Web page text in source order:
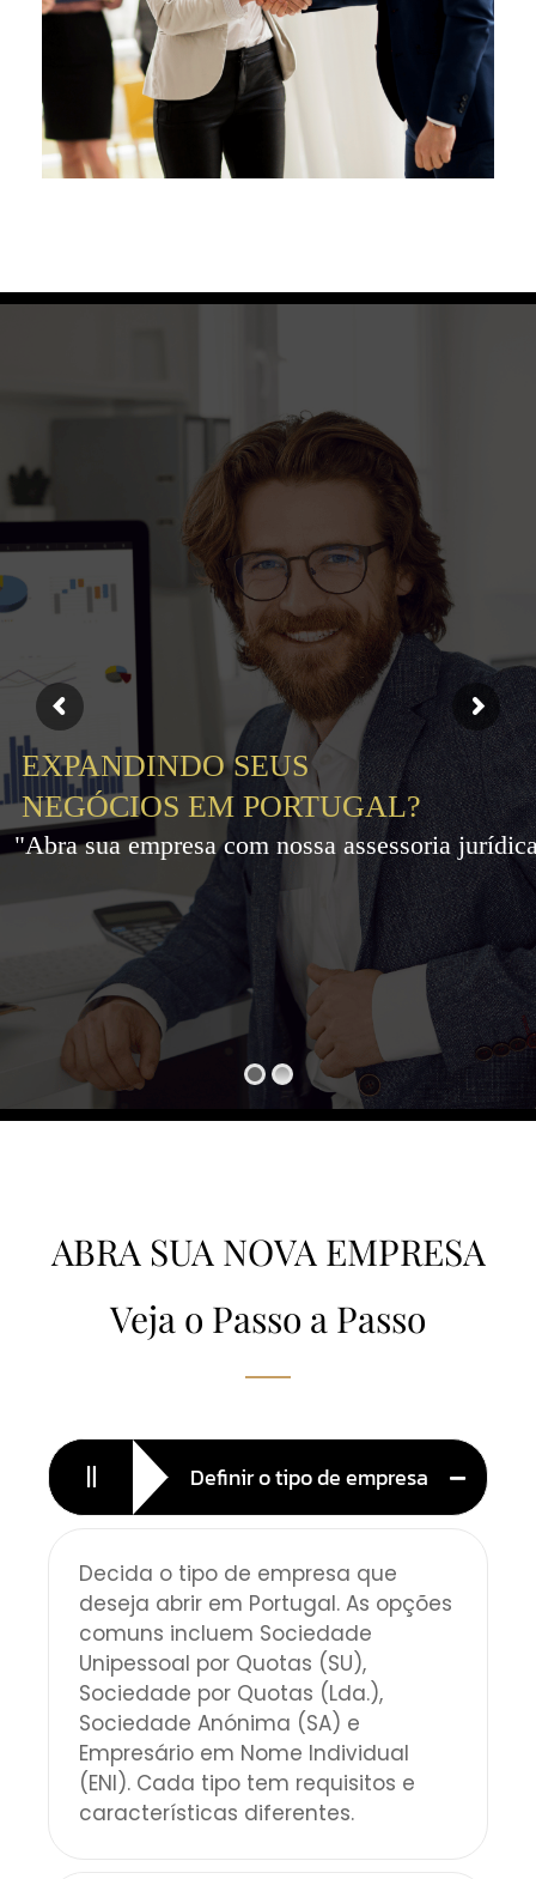
EXPANDINDO SEUS
NEGÓCIOS EM PORTUGAL?
"Abra sua empresa com nossa assessoria
ABRA SUA NOVA EMPRESA
Veja o Passo a Passo
Definir o tipo de empresa
Decida o tipo de empresa que
deseja abrir em Portugal. As opções
comuns incluem Sociedade
Unipessoal por Quotas (SU),
Sociedade por Quotas (Lda.),
Sociedade Anónima (SA) e
Empresário em Nome Individual
(ENI). Cada tipo tem requisitos e
características diferentes.